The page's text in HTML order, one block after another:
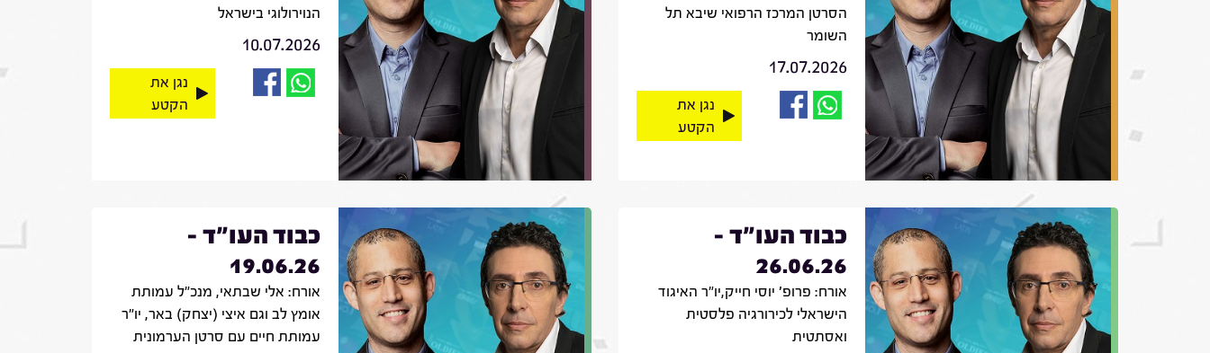
הסרטן המרכז הרפואי שיבא תל
השומר
17.07.2026
נגן את
הקטע
הנוירולוגי בישראל
10.07.2026
נגן את
הקטע
כבוד העו"ד -
26.06.26
אורח: פרופ' יוסי חייק,יו"ר האיגוד
הישראלי לכירורגיה פלסטית
ואסתטית
כבוד העו"ד -
19.06.26
אורח: אלי שבתאי, מנכ"ל עמותת
אומץ לב וגם איצי (יצחק) באר, יו"ר
עמותת חיים עם סרטן הערמונית